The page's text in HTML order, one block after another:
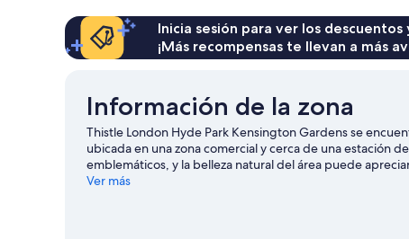
Inicia sesión para ver los
¡Más recompensas te llevan a más
Información de la zona
Thistle London Hyde Park Kensington Gardens se
ubicada en una zona comercial y cerca de una estación
emblemáticos, y la belleza natural del área puede
una vuelta por Imperial College London. Los huéspedes
Ver más